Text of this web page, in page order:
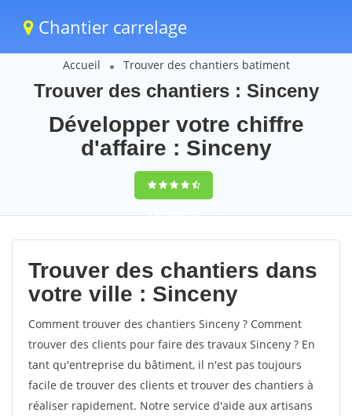
Chantier carrelage
Accueil Trouver des chantiers batiment
Trouver des chantiers : Sinceny
Développer votre chiffre
d'affaire : Sinceny
9,5(100%)59
votes
Trouver des chantiers dans
votre ville : Sinceny
Comment trouver des chantiers Sinceny ? Comment
trouver des clients pour faire des travaux Sinceny ? En
tant qu'entreprise du bâtiment, il n'est pas toujours
facile de trouver des clients et trouver des chantiers à
réaliser rapidement. Notre service d'aide aux artisans